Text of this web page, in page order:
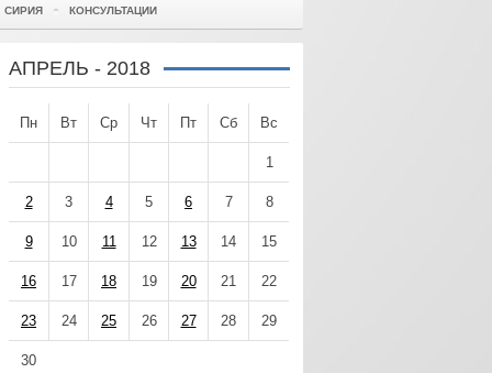
СИРИЯ КОНСУЛЬТАЦИИ
АПРЕЛЬ - 2018
Пн Вт Ср Чт Пт Сб Вс
1
2 3 4 5 6 7 8
9 10 11 12 13 14 15
16 17 18 19 20 21 22
23 24 25 26 27 28 29
30